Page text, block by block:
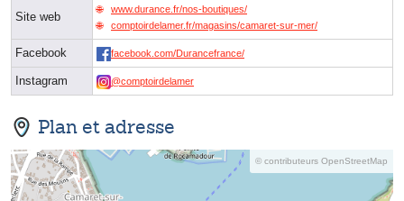
Site web
www.durance.fr/nos-boutiques/
comptoirdelamer.fr/magasins/camaret-sur-mer/
Facebook facebook.com/Durancefrance/
Instagram @comptoirdelamer
Plan et adresse
© contributeurs OpenStreetMap